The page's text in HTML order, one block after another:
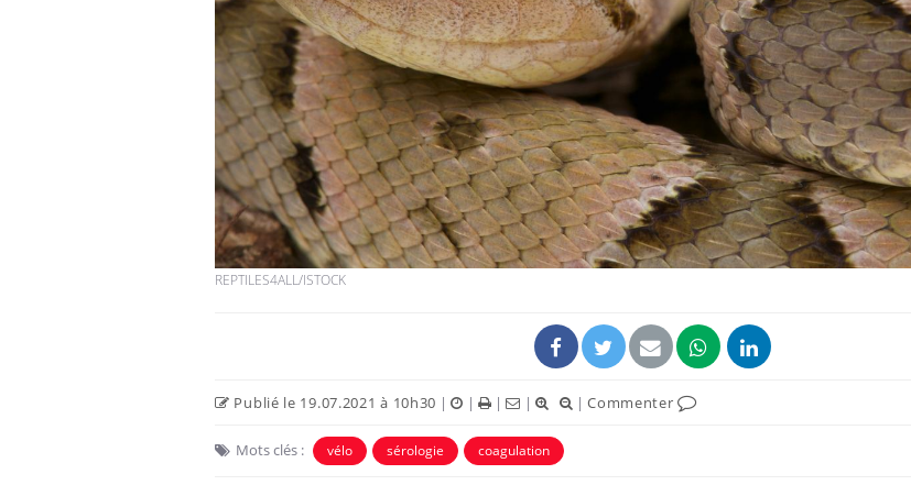
REPTILES4ALL/ISTOCK
Publié le 19.07.2021 à 10h30 | | | | |Commenter
Mots clés : vélo sérologie coagulation
Bébés, jeunes enfants :
quelle trousse à
pharmacie pour les
vacances ?
Syndrome métabolique :
quels sont les meilleurs
exercices physiques ?
Hantavirus : un cas
détecté chez un touriste
en France
Mortalité infantile : un
rapport s’interroge sur
son taux élevé en France